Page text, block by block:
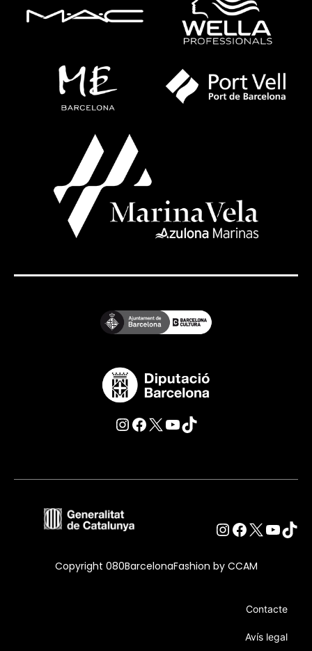
Instagram
Facebook
Twitter
YouTube
TikTok
Instagram
Facebook
Twitter
Copyright 080BarcelonaFashion by CCAM
Contacte
Avís legal